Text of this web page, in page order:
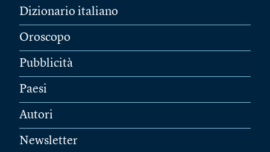
Dizionario italiano
Oroscopo
Pubblicità
Paesi
Autori
Newsletter